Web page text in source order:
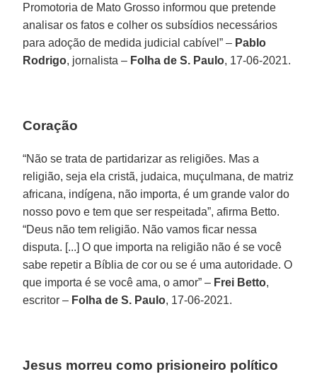
Promotoria de Mato Grosso informou que pretende
analisar os fatos e colher os subsídios necessários
para adoção de medida judicial cabível” – Pablo
Rodrigo, jornalista – Folha de S. Paulo, 17-06-2021.
Coração
“Não se trata de partidarizar as religiões. Mas a
religião, seja ela cristã, judaica, muçulmana, de matriz
africana, indígena, não importa, é um grande valor do
nosso povo e tem que ser respeitada”, afirma Betto.
“Deus não tem religião. Não vamos ficar nessa
disputa. [...] O que importa na religião não é se você
sabe repetir a Bíblia de cor ou se é uma autoridade. O
que importa é se você ama, o amor” – Frei Betto,
escritor – Folha de S. Paulo, 17-06-2021.
Jesus morreu como prisioneiro político